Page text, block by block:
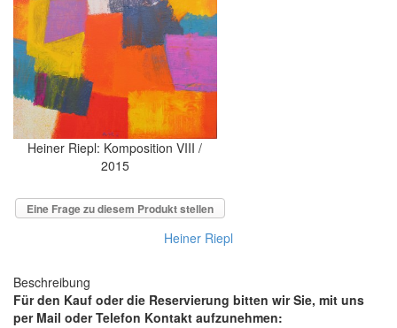
Heiner Riepl: Komposition VIII /
2015
Eine Frage zu diesem Produkt stellen
Heiner Riepl
Beschreibung
Für den Kauf oder die Reservierung bitten wir Sie, mit uns
per Mail oder Telefon Kontakt aufzunehmen: